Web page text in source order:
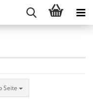
Seite